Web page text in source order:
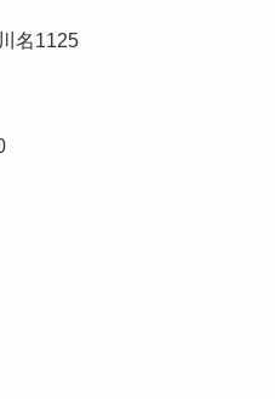
静岡県浜松市浜名区引佐町川名1125